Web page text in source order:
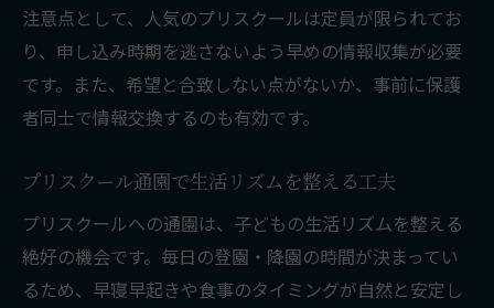
注意点として、人気のプリスクールは定員が限られてお
り、申し込み時期を逃さないよう早めの情報収集が必要
です。また、希望と合致しない点がないか、事前に保護
者同士で情報交換するのも有効です。
プリスクール通園で生活リズムを整える工夫
プリスクールへの通園は、子どもの生活リズムを整える
絶好の機会です。毎日の登園・降園の時間が決まってい
るため、早寝早起きや食事のタイミングが自然と安定し